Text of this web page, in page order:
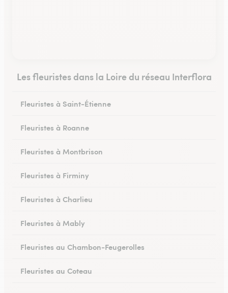
Les fleuristes dans la Loire du réseau Interflora
Fleuristes à Saint-Étienne
Fleuristes à Roanne
Fleuristes à Montbrison
Fleuristes à Firminy
Fleuristes à Charlieu
Fleuristes à Mably
Fleuristes au Chambon-Feugerolles
Fleuristes au Coteau